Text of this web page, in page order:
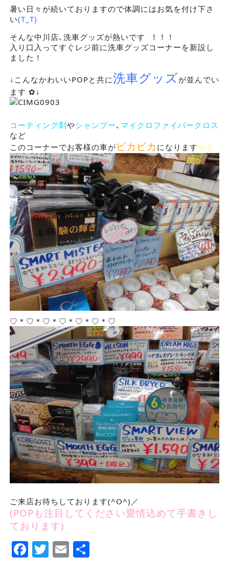
暑い日々が続いておりますので体調にはお気を付け下さ
い(T_T)
そんな中川店､洗車グッズが熱いです ！！！
入り口入ってすぐレジ前に洗車グッズコーナーを新設し
ました！
↓こんなかわいいPOPと共に洗車グッズが並んでい
ます ✿↓
コーティング剤やシャンプー､ マイクロファイバークロス
など
このコーナーでお客様の車が ピカピカ になります☆ミ
♡＊♡＊♡＊♡＊♡＊♡＊♡
ご来店お待ちしております(^O^)／
(POPも注目してください愛情込めて手書きし
ております)
Facebook
Twitter
EmailShare